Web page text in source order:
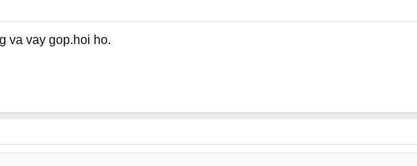
va vay gop.hoi ho.